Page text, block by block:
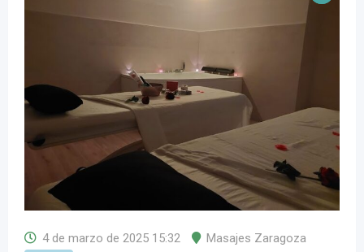
4 de marzo de 2025 15:32 Masajes Zaragoza